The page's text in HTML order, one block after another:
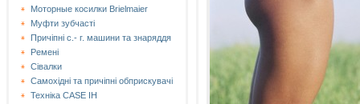
Моторные косилки Brielmaier
Муфти зубчасті
Причіпні с.- г. машини та знаряддя
Ремені
Сівалки
Самохідні та причіпні обприскувачі
Техніка CASE IH